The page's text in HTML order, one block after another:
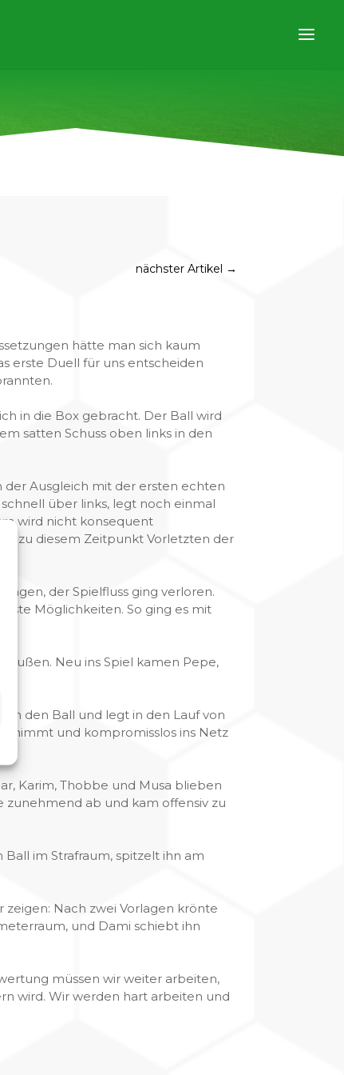
nächster Artikel →
hätte man sich kaum
erste Duell für uns entscheiden
in die Box gebracht. Der Ball wird
satten Schuss oben links in den
Ausgleich mit der ersten echten
über links, legt noch einmal
wird nicht konsequent
zu diesem Zeitpunkt Vorletzten der
der Spielfluss ging verloren.
Möglichkeiten. So ging es mit
Neu ins Spiel kamen Pepe,
den Ball und legt in den Lauf von
und kompromisslos ins Netz
Karim, Thobbe und Musa blieben
zunehmend ab und kam offensiv zu
im Strafraum, spitzelt ihn am
Nach zwei Vorlagen krönte
und Dami schiebt ihn
müssen wir weiter arbeiten,
wird. Wir werden hart arbeiten und